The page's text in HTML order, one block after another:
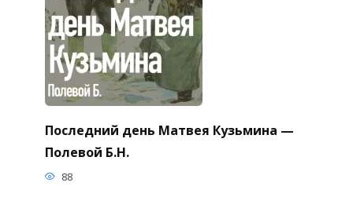
Последний день Матвея Кузьмина —
Полевой Б.Н.
88